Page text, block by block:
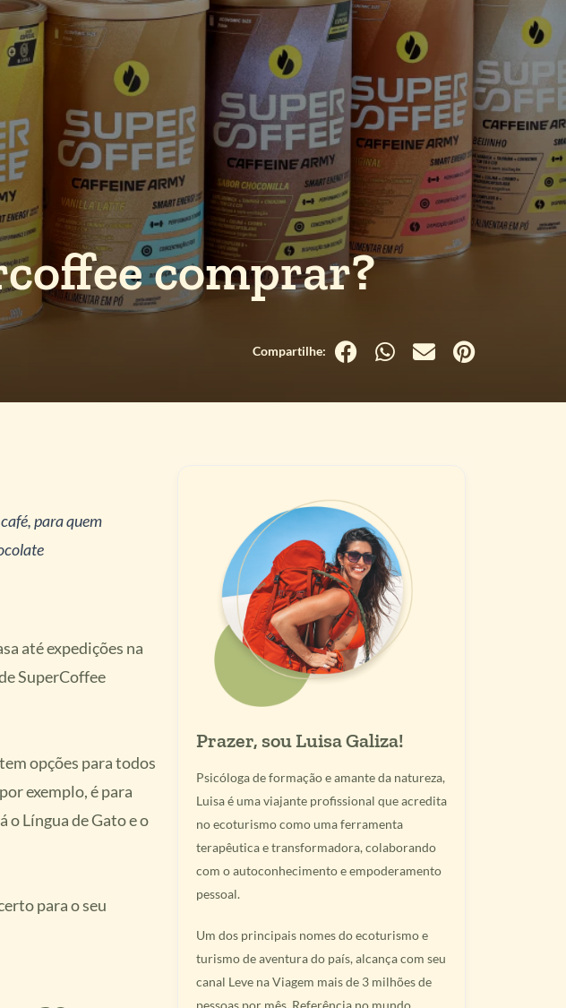
comprar?
para quem
até expedições na
SuperCoffee
opções para todos
exemplo, é para
o Língua de Gato e o
para o seu
Prazer, sou Luisa Galiza!
Psicóloga de formação e amante da natureza,
Luisa é uma viajante profissional que acredita
no ecoturismo como uma ferramenta
terapêutica e transformadora, colaborando
com o autoconhecimento e empoderamento
pessoal.
Um dos principais nomes do ecoturismo e
turismo de aventura do país, alcança com seu
canal Leve na Viagem mais de 3 milhões de